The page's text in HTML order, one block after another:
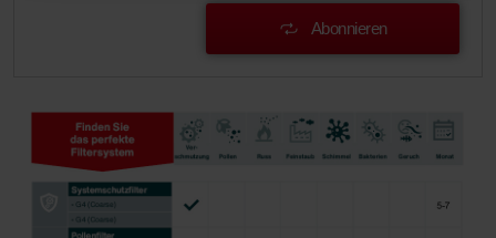
Zehnder Group België nv/sa: Déclarations de confidentialité
Zehnder Group France: Protection des données
Zehnder Group Ibérica SAU: Política de privacidad
Zehnder Group Italia S.r.l.: Privacy
Zehnder Group İç Mekan İklimlendirme Sanayi ve Ticaret
Limitet Şirketi: Web Sitesi Çerezleri
Abonnieren